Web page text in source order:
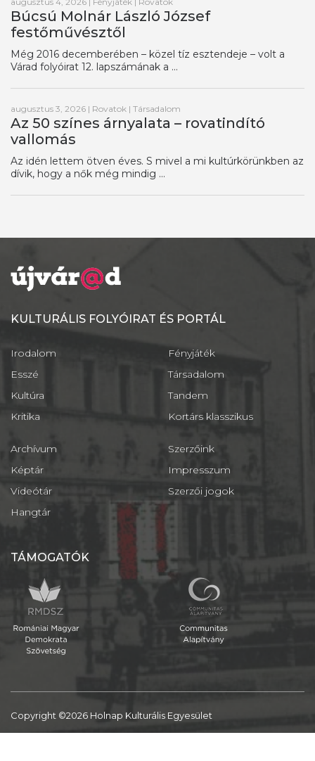
Búcsú Molnár László József
festőművésztől
Még 2016 decemberében – közel tíz esztendeje – volt a
Várad folyóirat 12. lapszámának a ...
augusztus 3, 2026 | Rovatok | Társadalom
Az 50 színes árnyalata – rovatindító
vallomás
Az idén lettem ötven éves. S mivel a mi kultúrkörünkben az
dívik, hogy a nők még mindig ...
KULTURÁLIS FOLYÓIRAT ÉS PORTÁL
Irodalom
Esszé
Kultúra
Kritika
Fényjáték
Társadalom
Tandem
Kortárs klasszikus
Archívum
Képtár
Videótár
Hangtár
Szerzőink
Impresszum
Szerzői jogok
TÁMOGATÓK
Copyright ©2026 Holnap Kulturális Egyesület